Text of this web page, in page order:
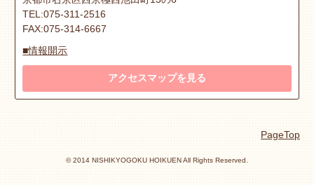
TEL:075-311-2516
FAX:075-314-6667
■情報開示
アクセスマップを見る
PageTop
© 2014 NISHIKYOGOKU HOIKUEN All Rights Reserved.